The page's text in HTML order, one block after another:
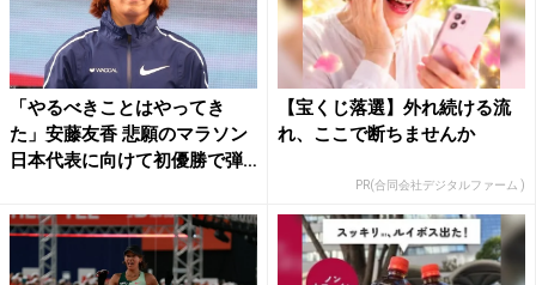
「やるべきことはやってき
た」安藤友香 悲願のマラソン
日本代表に向けて初優勝で弾
【宝くじ落選】外れ続ける流
れ、ここで断ちませんか
PR(合同会社デジタルファーム )